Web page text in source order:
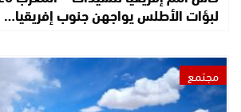
لبؤات الأطلس يواجهن جنوب إفريقيا…
مجتمع